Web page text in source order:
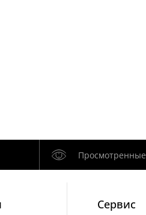
Просмотренные
Cервис